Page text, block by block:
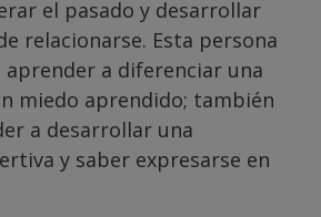
el pasado y desarrollar
relacionarse. Esta persona
a diferenciar una
miedo aprendido; también
a desarrollar una
y saber expresarse en